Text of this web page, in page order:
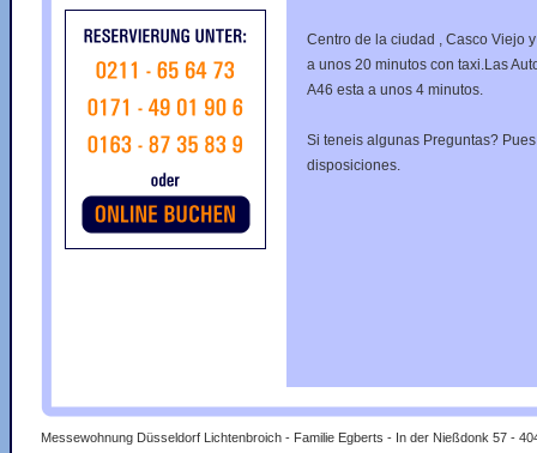
Centro de la ciudad , Casco Viejo
a unos 20 minutos con taxi.Las
A46 esta a unos 4 minutos.
Si teneis algunas Preguntas?
disposiciones.
Messewohnung Düsseldorf Lichtenbroich - Familie Egberts - In der Nießdonk 57 -